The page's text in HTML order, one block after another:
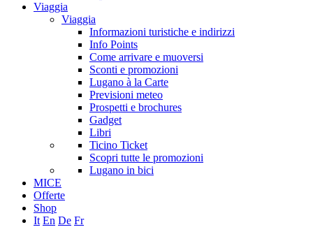
Viaggia
Viaggia
Informazioni turistiche e indirizzi
Info Points
Come arrivare e muoversi
Sconti e promozioni
Lugano à la Carte
Previsioni meteo
Prospetti e brochures
Gadget
Libri
Ticino Ticket
Scopri tutte le promozioni
Lugano in bici
MICE
Offerte
Shop
It En De Fr